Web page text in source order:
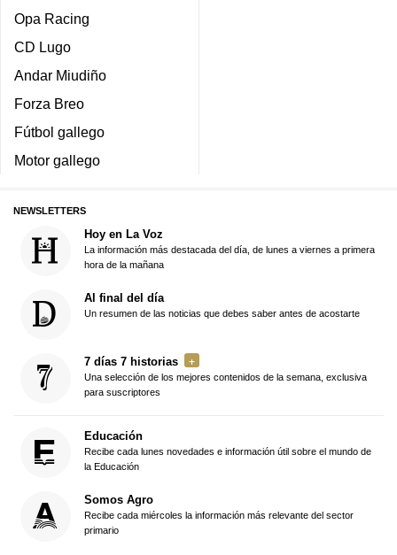
Opa Racing
CD Lugo
Andar Miudiño
Forza Breo
Fútbol gallego
Motor gallego
NEWSLETTERS
Hoy en La Voz
La información más destacada del día, de lunes a viernes a primera
hora de la mañana
Al final del día
Un resumen de las noticias que debes saber antes de acostarte
7 días 7 historias
Una selección de los mejores contenidos de la semana, exclusiva
para suscriptores
Educación
Recibe cada lunes novedades e información útil sobre el mundo de
la Educación
Somos Agro
Recibe cada miércoles la información más relevante del sector
primario